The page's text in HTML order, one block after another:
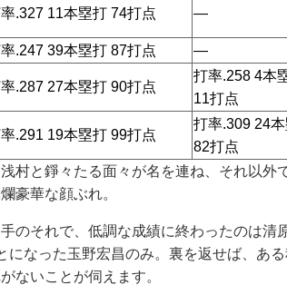
.327 11本塁打 74打点 ―
.247 39本塁打 87打点 ―
.287 27本塁打 90打点
打率.258 4本
11打点
.291 19本塁打 99打点
打率.309 24
82打点
村と錚々たる面々が名を連ね、それ以外
豪華な顔ぶれ。
のそれで、低調な成績に終わったのは清
になった玉野宏昌のみ。裏を返せば、あ
ないことが伺えます。